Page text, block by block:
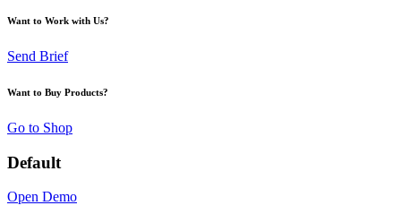
Want to Work with Us?
Send Brief
Want to Buy Products?
Go to Shop
Default
Open Demo